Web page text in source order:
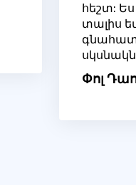
հեշտ:
տալիս
Փոլ